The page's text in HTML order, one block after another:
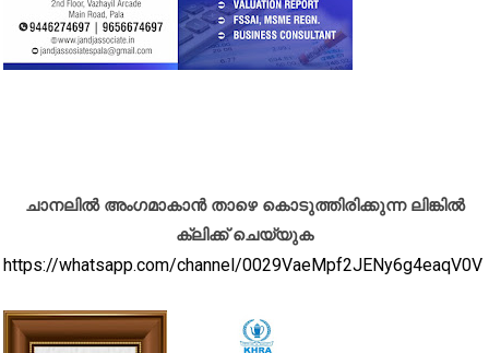
ചാനലിൽ അംഗമാകാൻ താഴെ കൊടുത്തിരിക്കുന്ന ലിങ്കിൽ
ക്ലിക്ക് ചെയ്യുക
https://whatsapp.com/channel/0029VaeMpf2JENy6g4eaqV0V